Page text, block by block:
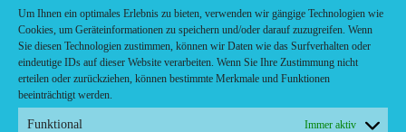
Um Ihnen ein optimales Erlebnis zu bieten, verwenden wir gängige Technologien wie
Cookies, um Geräteinformationen zu speichern und/oder darauf zuzugreifen. Wenn
Sie diesen Technologien zustimmen, können wir Daten wie das Surfverhalten oder
eindeutige IDs auf dieser Website verarbeiten. Wenn Sie Ihre Zustimmung nicht
erteilen oder zurückziehen, können bestimmte Merkmale und Funktionen
beeinträchtigt werden.
Funktional Immer aktiv